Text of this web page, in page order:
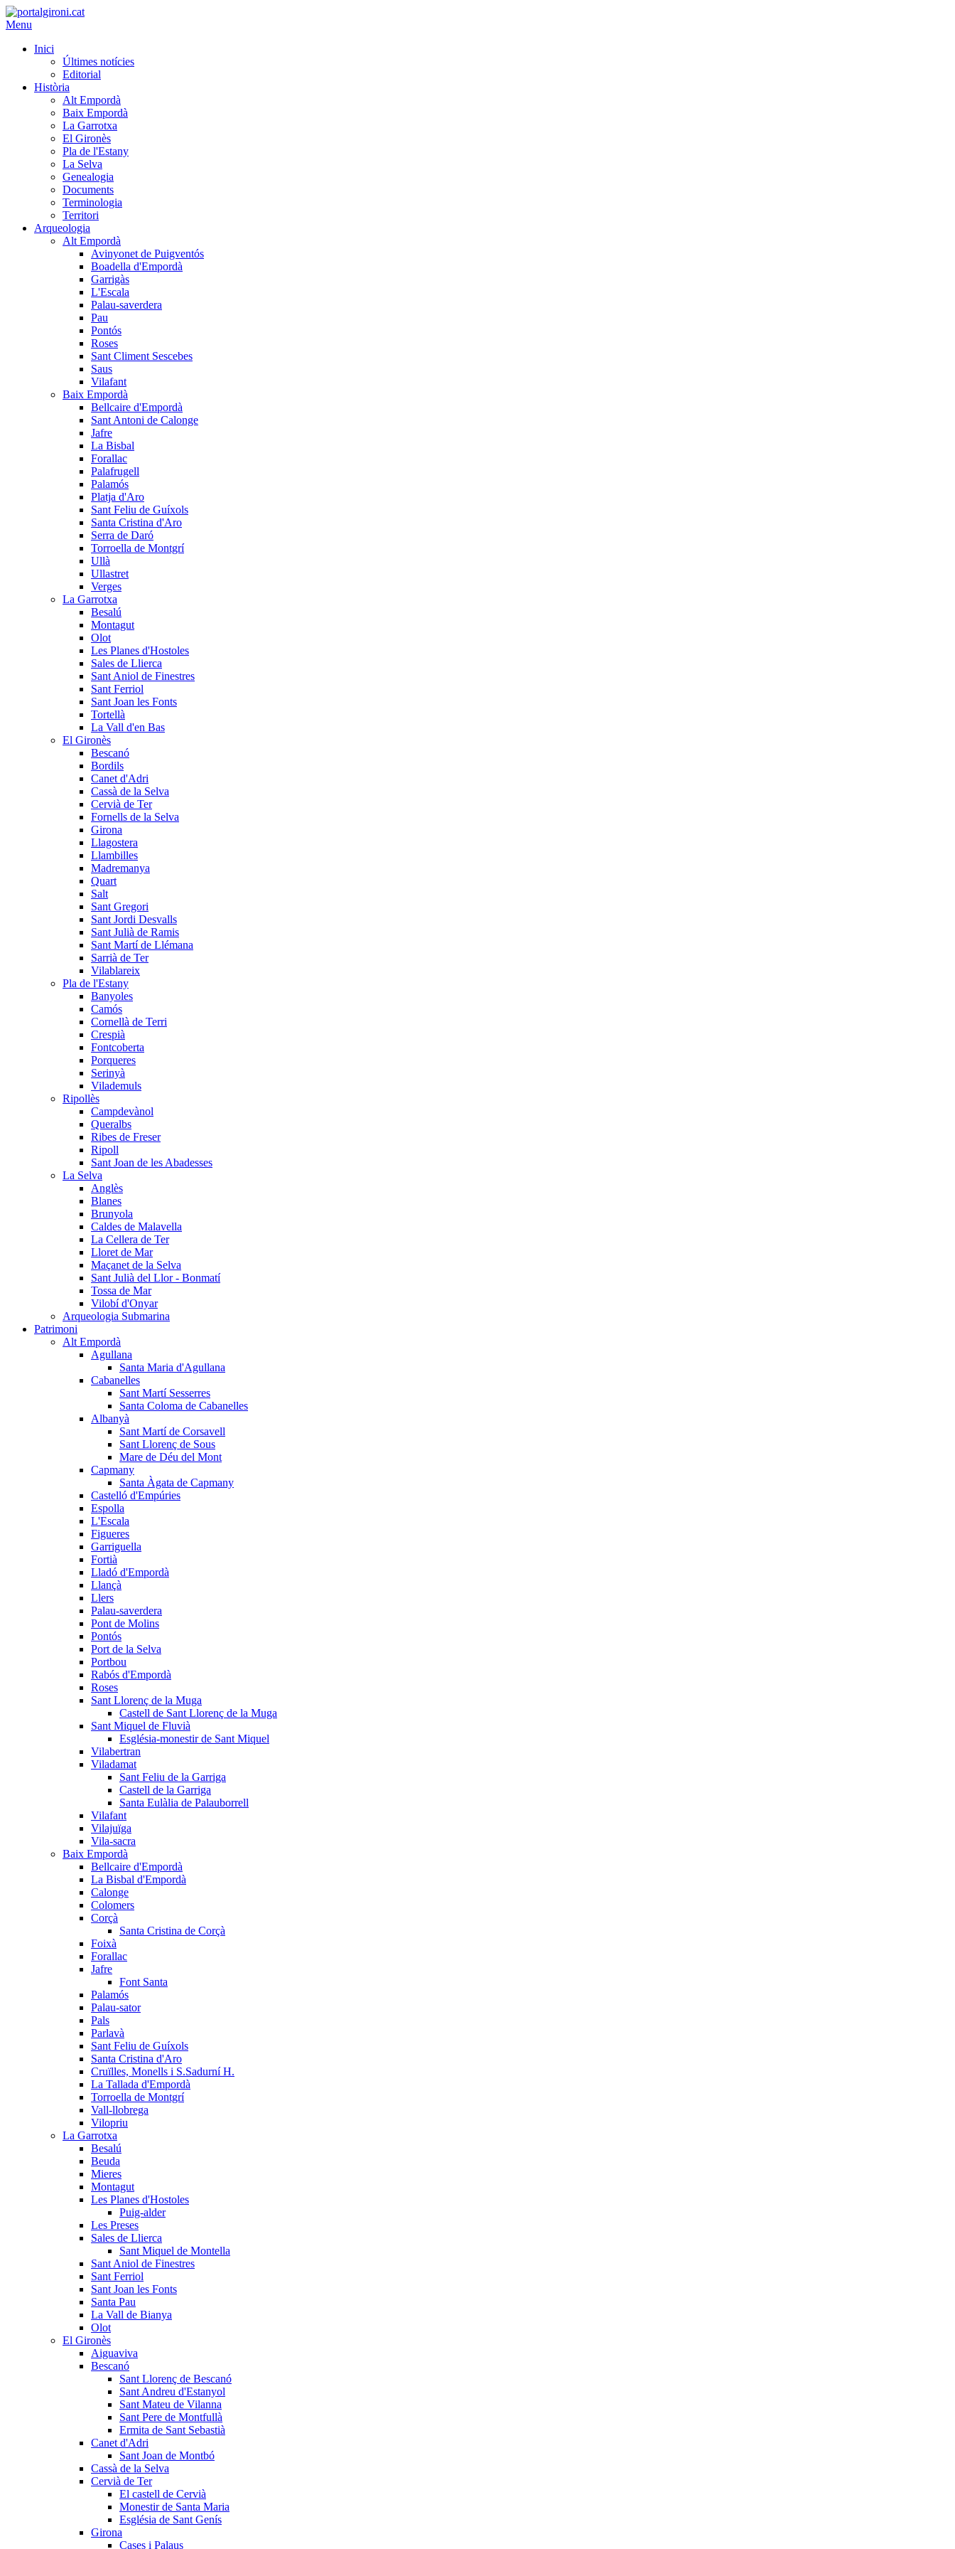
Menu
Inici
Últimes notícies
Editorial
Història
Alt Empordà
Baix Empordà
La Garrotxa
El Gironès
Pla de l'Estany
La Selva
Genealogia
Documents
Terminologia
Territori
Arqueologia
Alt Empordà
Avinyonet de Puigventós
Boadella d'Empordà
Garrigàs
L'Escala
Palau-saverdera
Pau
Pontós
Roses
Sant Climent Sescebes
Saus
Vilafant
Baix Empordà
Bellcaire d'Empordà
Sant Antoni de Calonge
Jafre
La Bisbal
Forallac
Palafrugell
Palamós
Platja d'Aro
Sant Feliu de Guíxols
Santa Cristina d'Aro
Serra de Daró
Torroella de Montgrí
Ullà
Ullastret
Verges
La Garrotxa
Besalú
Montagut
Olot
Les Planes d'Hostoles
Sales de Llierca
Sant Aniol de Finestres
Sant Ferriol
Sant Joan les Fonts
Tortellà
La Vall d'en Bas
El Gironès
Bescanó
Bordils
Canet d'Adri
Cassà de la Selva
Cervià de Ter
Fornells de la Selva
Girona
Llagostera
Llambilles
Madremanya
Quart
Salt
Sant Gregori
Sant Jordi Desvalls
Sant Julià de Ramis
Sant Martí de Llémana
Sarrià de Ter
Vilablareix
Pla de l'Estany
Banyoles
Camós
Cornellà de Terri
Crespià
Fontcoberta
Porqueres
Serinyà
Vilademuls
Ripollès
Campdevànol
Queralbs
Ribes de Freser
Ripoll
Sant Joan de les Abadesses
La Selva
Anglès
Blanes
Brunyola
Caldes de Malavella
La Cellera de Ter
Lloret de Mar
Maçanet de la Selva
Sant Julià del Llor - Bonmatí
Tossa de Mar
Vilobí d'Onyar
Arqueologia Submarina
Patrimoni
Alt Empordà
Agullana
Santa Maria d'Agullana
Cabanelles
Sant Martí Sesserres
Santa Coloma de Cabanelles
Albanyà
Sant Martí de Corsavell
Sant Llorenç de Sous
Mare de Déu del Mont
Capmany
Santa Àgata de Capmany
Castelló d'Empúries
Espolla
L'Escala
Figueres
Garriguella
Fortià
Lladó d'Empordà
Llançà
Llers
Palau-saverdera
Pont de Molins
Pontós
Port de la Selva
Portbou
Rabós d'Empordà
Roses
Sant Llorenç de la Muga
Castell de Sant Llorenç de la Muga
Sant Miquel de Fluvià
Església-monestir de Sant Miquel
Vilabertran
Viladamat
Sant Feliu de la Garriga
Castell de la Garriga
Santa Eulàlia de Palauborrell
Vilafant
Vilajuïga
Vila-sacra
Baix Empordà
Bellcaire d'Empordà
La Bisbal d'Empordà
Calonge
Colomers
Corçà
Santa Cristina de Corçà
Foixà
Forallac
Jafre
Font Santa
Palamós
Palau-sator
Pals
Parlavà
Sant Feliu de Guíxols
Santa Cristina d'Aro
Cruïlles, Monells i S.Sadurní H.
La Tallada d'Empordà
Torroella de Montgrí
Vall-llobrega
Vilopriu
La Garrotxa
Besalú
Beuda
Mieres
Montagut
Les Planes d'Hostoles
Puig-alder
Les Preses
Sales de Llierca
Sant Miquel de Montella
Sant Aniol de Finestres
Sant Ferriol
Sant Joan les Fonts
Santa Pau
La Vall de Bianya
Olot
El Gironès
Aiguaviva
Bescanó
Sant Llorenç de Bescanó
Sant Andreu d'Estanyol
Sant Mateu de Vilanna
Sant Pere de Montfullà
Ermita de Sant Sebastià
Canet d'Adri
Sant Joan de Montbó
Cassà de la Selva
Cervià de Ter
El castell de Cervià
Monestir de Santa Maria
Església de Sant Genís
Girona
Cases i Palaus